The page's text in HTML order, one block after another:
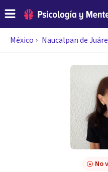
México Naucalpan de
No